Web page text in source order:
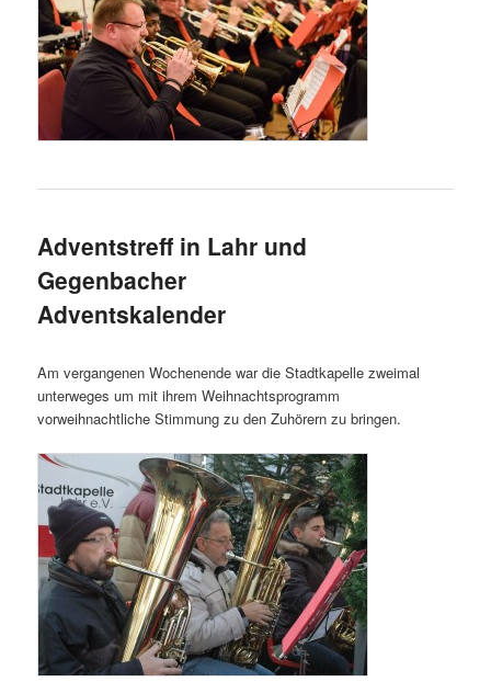
Adventstreff in Lahr und
Gegenbacher
Adventskalender
Am vergangenen Wochenende war die Stadtkapelle zweimal
unterweges um mit ihrem Weihnachtsprogramm
vorweihnachtliche Stimmung zu den Zuhörern zu bringen.